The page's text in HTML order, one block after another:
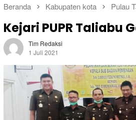
Beranda Kabupaten kota Pulau
Kejari PUPR Taliabu
Tim Redaksi
1 Juli 2021